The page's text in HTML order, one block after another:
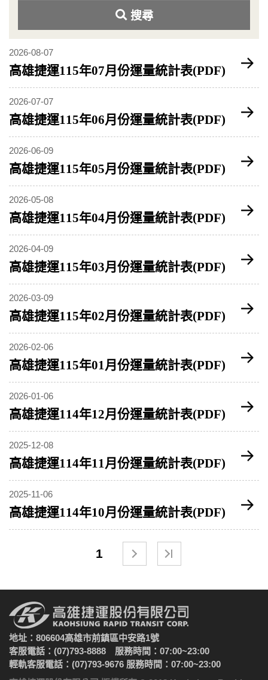
搜尋
2026-08-07
高雄捷運115年07月份運量統計表(PDF)
2026-07-07
高雄捷運115年06月份運量統計表(PDF)
2026-06-09
高雄捷運115年05月份運量統計表(PDF)
2026-05-08
高雄捷運115年04月份運量統計表(PDF)
2026-04-09
高雄捷運115年03月份運量統計表(PDF)
2026-03-09
高雄捷運115年02月份運量統計表(PDF)
2026-02-06
高雄捷運115年01月份運量統計表(PDF)
2026-01-06
高雄捷運114年12月份運量統計表(PDF)
2025-12-08
高雄捷運114年11月份運量統計表(PDF)
2025-11-06
高雄捷運114年10月份運量統計表(PDF)
1
地址：806604高雄市前鎮區中安路1號
客服電話：(07)793-8888 服務時間：07:00~23:00
輕軌客服電話：(07)793-9676 服務時間：07:00~23:00